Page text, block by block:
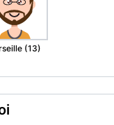
(12)